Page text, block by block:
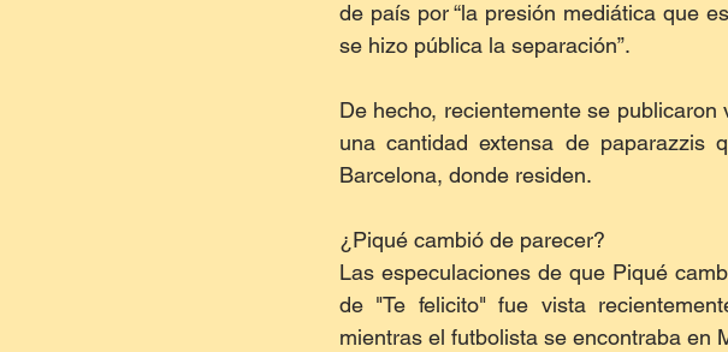
de país por “la presión mediática que
se hizo pública la separación”.
De hecho, recientemente se
una cantidad extensa de
Barcelona, donde residen.
¿Piqué cambió de parecer?
Las especulaciones de que Piqué
de "Te felicito" fue vista
mientras el futbolista se encontraba en